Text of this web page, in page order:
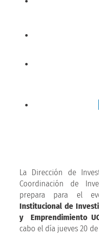
La Dirección de
Coordinación de
prepara para el
Institucional de
y Emprendimiento
cabo el día jueves 20